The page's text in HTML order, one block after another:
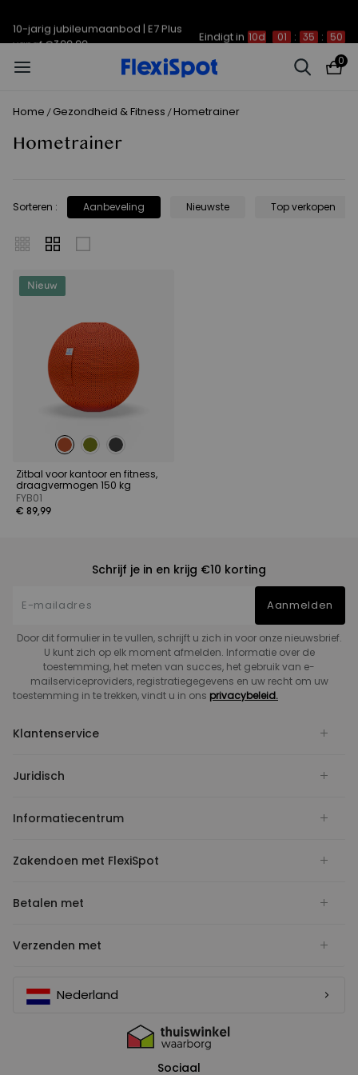
vanaf €399,99
0
Home / Gezondheid & Fitness /Hometrainer
Hometrainer
Sorteren : Aanbeveling Nieuwste Top verkopen
Nieuw
Zitbal voor kantoor en fitness,
draagvermogen 150 kg
FYB01
€ 89,99
Schrijf je in en krijg €10 korting
Aanmelden
Door dit formulier in te vullen, schrijft u zich in voor onze nieuwsbrief.
U kunt zich op elk moment afmelden. Informatie over de
toestemming, het meten van succes, het gebruik van e-
mailserviceproviders, registratiegegevens en uw recht om uw
toestemming in te trekken, vindt u in ons privacybeleid.
Klantenservice
Juridisch
Informatiecentrum
Zakendoen met FlexiSpot
Betalen met
Verzenden met
Nederland
Sociaal